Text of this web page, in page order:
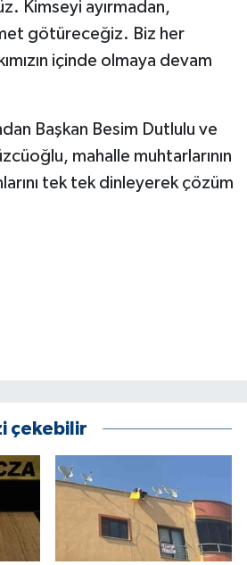
Kimseyi ayırmadan,
götüreceğiz. Biz her
içinde olmaya devam
Başkan Besim Dutlulu ve
mahalle muhtarlarının
tek tek dinleyerek çözüm
çekebilir